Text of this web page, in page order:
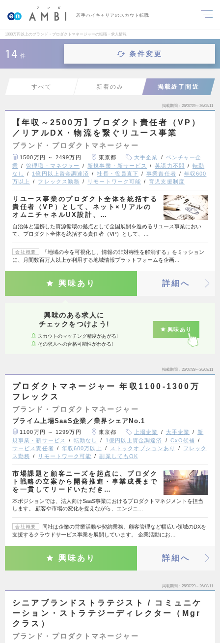
若手ハイキャリアのスカウト転職
1000万円以上のブランド・プロダクトマネージャーの転職・求人情報
14 件 条件変更
すべて 新着のみ 掲載終了間近
掲載期間 26/07/29～26/08/11
【年収～2500万】プロダクト責任者（VP）
／リアルDX・物流を繋ぐリユース事業
ブランド・プロダクトマネージャー
1500万円 ～ 2499万円 東京都 大手企業
ベンチャー企
業
管理職・マネジャー 新規事業・新サービス 英語力不問
転勤
なし
1億円以上資金調達済 社長・役員直下 事業責任者
年収600
万以上
フレックス勤務 リモートワーク可能 育児支援制度
リユース事業のプロダクト全体を統括する
責任者（VP）として、ネット×リアルの
オムニチャネルUX設計、…
自治体と連携した資源循環の拠点として全国展開を進めるリユース事業におい
て、プロダクト全体を統括する責任者（VP）として、…
会社概要
「地域の今を可視化し、情報の非対称性を解消する」をミッション
に、月間数百万人以上が利用する地域情報プラットフォームを企画…
興味あり 詳細へ
興味のある求人に
チェックをつけよう!
スカウトのマッチング精度があがる!
その求人への合格可能性がわかる!
興味あり
掲載期間 26/07/29～26/08/11
プロダクトマネージャー 年収1100-1300万
フレックス
ブランド・プロダクトマネージャー
プライム上場SaaS企業／業界シェアNo.1
1100万円 ～ 1299万円 東京都 上場企業 大手企業
新
規事業・新サービス
転勤なし 1億円以上資金調達済
CxO候補
サービス責任者
年収600万以上 ストックオプションあり
フレック
ス勤務
リモートワーク可能 副業してもOK
市場課題と顧客ニーズを起点に、プロダク
ト戦略の立案から開発推進・事業成長まで
を一貫してリードいただき…
本ポジションでは、法人向けSaaS事業におけるプロダクトマネジメントを担当
します。 顧客や市場の変化を捉えながら、エンジニ…
会社概要
同社は企業の営業活動や契約業務、顧客管理など幅広い領域のDXを
支援するクラウドサービス事業を展開しています。 企業活動にお…
興味あり 詳細へ
掲載期間 26/07/29～26/08/11
シニアブランドストラテジスト / コミュニケ
ーション・ストラテジーディレクター（Mgr
クラス）
ブランド・プロダクトマネージャー